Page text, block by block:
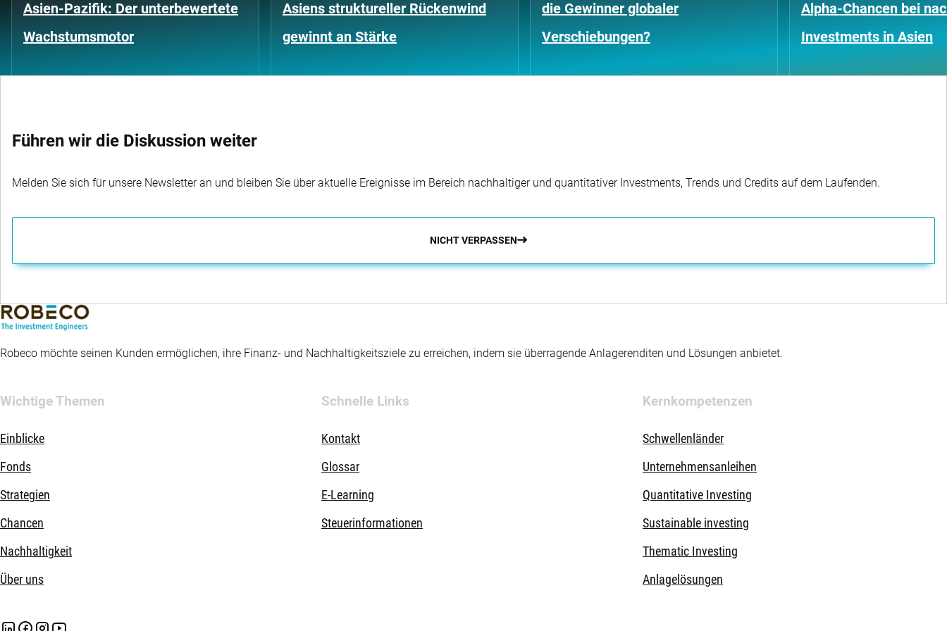
Asien-Pazifik: Der unterbewertete
Wachstumsmotor
Asiens struktureller Rückenwind
gewinnt an Stärke
die Gewinner globaler
Verschiebungen?
Alpha-Chancen bei
Investments in Asien
Führen wir die Diskussion weiter
Melden Sie sich für unsere Newsletter an und bleiben Sie über aktuelle Ereignisse im Bereich nachhaltiger und quantitativer Investments, Trends und Credits auf dem Laufenden.
NICHT VERPASSEN
Robeco möchte seinen Kunden ermöglichen, ihre Finanz- und Nachhaltigkeitsziele zu erreichen, indem sie überragende Anlagerenditen und Lösungen anbietet.
Wichtige Themen
Einblicke
Fonds
Strategien
Chancen
Nachhaltigkeit
Über uns
Schnelle Links
Kontakt
Glossar
E-Learning
Steuerinformationen
Kernkompetenzen
Schwellenländer
Unternehmensanleihen
Quantitative Investing
Sustainable investing
Thematic Investing
Anlagelösungen